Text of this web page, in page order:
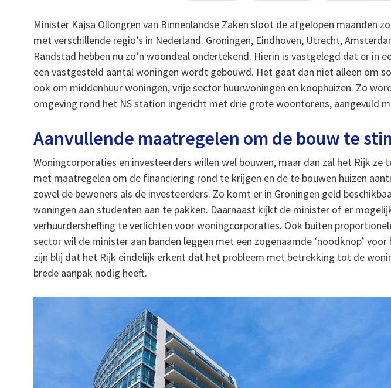
Minister Kajsa Ollongren van Binnenlandse Zaken sloot de afgelopen maanden
met verschillende regio’s in Nederland. Groningen, Eindhoven, Utrecht,
Randstad hebben nu zo’n woondeal ondertekend. Hierin is vastgelegd dat er in
een vastgesteld aantal woningen wordt gebouwd. Het gaat dan niet alleen om
ook om middenhuur woningen, vrije sector huurwoningen en koophuizen. Zo
omgeving rond het NS station ingericht met drie grote woontorens, aangevuld
Aanvullende maatregelen om de bouw te
Woningcorporaties en investeerders willen wel bouwen, maar dan zal het Rijk
met maatregelen om de financiering rond te krijgen en de te bouwen huizen
zowel de bewoners als de investeerders. Zo komt er in Groningen geld
woningen aan studenten aan te pakken. Daarnaast kijkt de minister of er
verhuurdersheffing te verlichten voor woningcorporaties. Ook buiten
sector wil de minister aan banden leggen met een zogenaamde ‘noodknop’ voor
zijn blij dat het Rijk eindelijk erkent dat het probleem met betrekking tot de
brede aanpak nodig heeft.